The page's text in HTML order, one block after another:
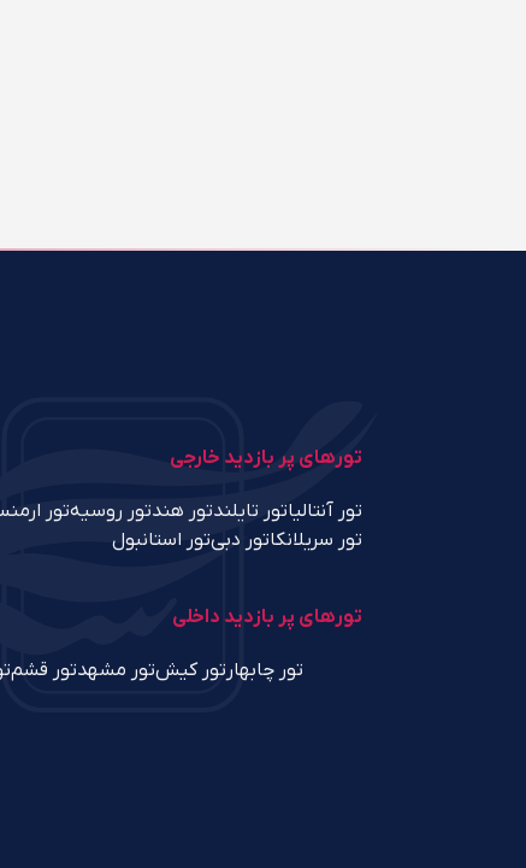
تورهای پر بازدید خارجی
تور آنتالیاتور تایلندتور هندتور روسیهتور
تور سریلانکاتور دبیتور استانبول
تورهای پر بازدید داخلی
تور چابهار تور کیشتور مشهدتور قشم